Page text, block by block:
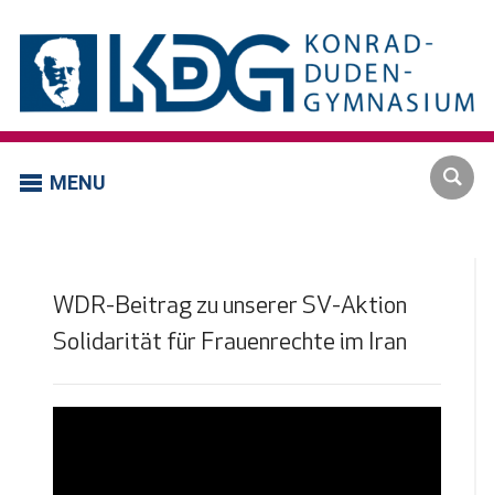
MENU
WDR-Beitrag zu unserer SV-Aktion
Solidarität für Frauenrechte im Iran